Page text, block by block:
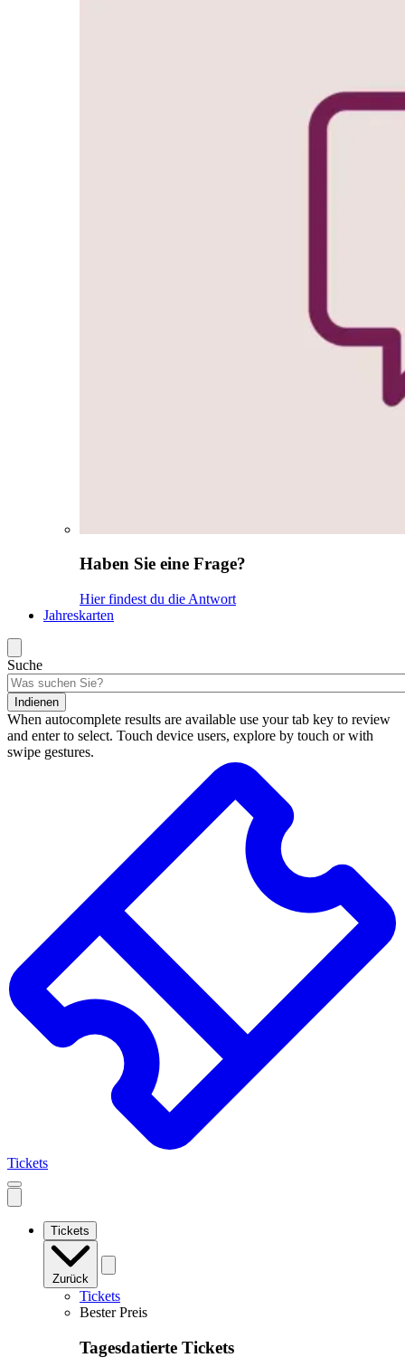
Haben Sie eine Frage?
Hier findest du die Antwort
Jahreskarten
Suche
Indienen
When autocomplete results are available use your tab key to review
and enter to select. Touch device users, explore by touch or with
swipe gestures.
Tickets
Open
mobile
navigation
Tickets
Zurück
Tickets
Bester Preis
Tagesdatierte Tickets